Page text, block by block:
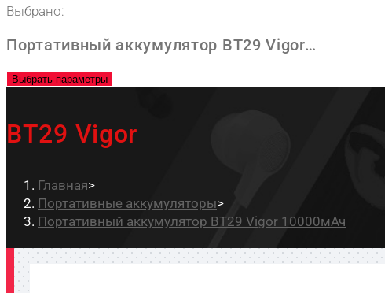
Выбрано:
Портативный аккумулятор BT29 Vigor…
Выбрать параметры
BT29 Vigor
Главная>
Портативные аккумуляторы>
Портативный аккумулятор BT29 Vigor 10000мАч